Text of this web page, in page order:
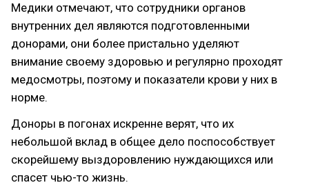
Медики отмечают, что сотрудники органов
внутренних дел являются подготовленными
донорами, они более пристально уделяют
внимание своему здоровью и регулярно проходят
медосмотры, поэтому и показатели крови у них в
норме.
Доноры в погонах искренне верят, что их
небольшой вклад в общее дело поспособствует
скорейшему выздоровлению нуждающихся или
спасет чью-то жизнь.